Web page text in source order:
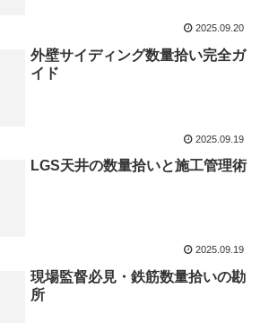
2025.09.20
外壁サイディング数量拾い完全ガ
イド
2025.09.19
LGS天井の数量拾いと施工管理術
2025.09.19
現場監督必見・鉄筋数量拾いの勘
所